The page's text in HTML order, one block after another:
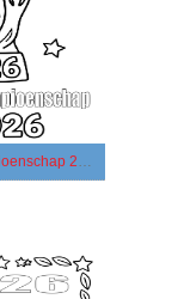
Wereldkampioenschap 2026 gratis afdrukbaar simpel